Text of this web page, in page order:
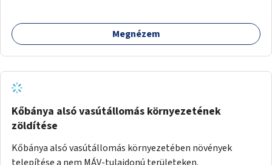
szabadon választhatnak, hogy kihez szeretnének odamenni
beszélgetni, kérdéseket feltenni – ezáltal közvetlen
Megnézem
Kőbánya alsó vasútállomás környezetének
zöldítése
Kőbánya alsó vasútállomás környezetében növények